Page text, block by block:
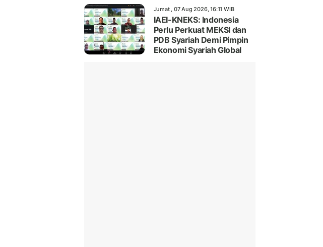
Jumat , 07 Aug 2026, 16:11 WIB
IAEI-KNEKS: Indonesia
Perlu Perkuat MEKSI dan
PDB Syariah Demi Pimpin
Ekonomi Syariah Global